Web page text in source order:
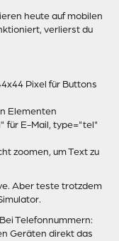
heute auf mobilen
verlierst du
Pixel für Buttons
Elementen
für E-Mail, type="tel"
zoomen, um Text zu
Aber teste trotzdem
Telefonnummern:
Geräten direkt das